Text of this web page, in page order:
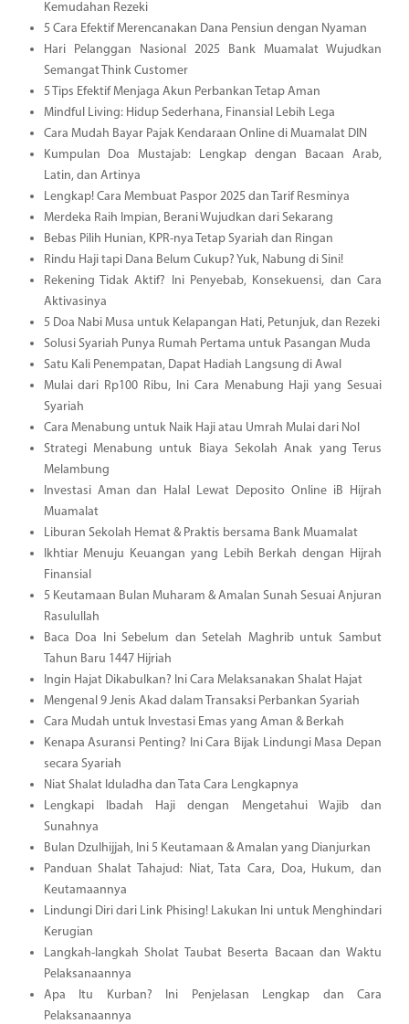
Kemudahan Rezeki
5 Cara Efektif Merencanakan Dana Pensiun dengan Nyaman
Hari Pelanggan Nasional 2025 Bank Muamalat Wujudkan
Semangat Think Customer
5 Tips Efektif Menjaga Akun Perbankan Tetap Aman
Mindful Living: Hidup Sederhana, Finansial Lebih Lega
Cara Mudah Bayar Pajak Kendaraan Online di Muamalat DIN
Kumpulan Doa Mustajab: Lengkap dengan Bacaan Arab,
Latin, dan Artinya
Lengkap! Cara Membuat Paspor 2025 dan Tarif Resminya
Merdeka Raih Impian, Berani Wujudkan dari Sekarang
Bebas Pilih Hunian, KPR-nya Tetap Syariah dan Ringan
Rindu Haji tapi Dana Belum Cukup? Yuk, Nabung di Sini!
Rekening Tidak Aktif? Ini Penyebab, Konsekuensi, dan Cara
Aktivasinya
5 Doa Nabi Musa untuk Kelapangan Hati, Petunjuk, dan Rezeki
Solusi Syariah Punya Rumah Pertama untuk Pasangan Muda
Satu Kali Penempatan, Dapat Hadiah Langsung di Awal
Mulai dari Rp100 Ribu, Ini Cara Menabung Haji yang Sesuai
Syariah
Cara Menabung untuk Naik Haji atau Umrah Mulai dari Nol
Strategi Menabung untuk Biaya Sekolah Anak yang Terus
Melambung
Investasi Aman dan Halal Lewat Deposito Online iB Hijrah
Muamalat
Liburan Sekolah Hemat & Praktis bersama Bank Muamalat
Ikhtiar Menuju Keuangan yang Lebih Berkah dengan Hijrah
Finansial
5 Keutamaan Bulan Muharam & Amalan Sunah Sesuai Anjuran
Rasulullah
Baca Doa Ini Sebelum dan Setelah Maghrib untuk Sambut
Tahun Baru 1447 Hijriah
Ingin Hajat Dikabulkan? Ini Cara Melaksanakan Shalat Hajat
Mengenal 9 Jenis Akad dalam Transaksi Perbankan Syariah
Cara Mudah untuk Investasi Emas yang Aman & Berkah
Kenapa Asuransi Penting? Ini Cara Bijak Lindungi Masa Depan
secara Syariah
Niat Shalat Iduladha dan Tata Cara Lengkapnya
Lengkapi Ibadah Haji dengan Mengetahui Wajib dan
Sunahnya
Bulan Dzulhijjah, Ini 5 Keutamaan & Amalan yang Dianjurkan
Panduan Shalat Tahajud: Niat, Tata Cara, Doa, Hukum, dan
Keutamaannya
Lindungi Diri dari Link Phising! Lakukan Ini untuk Menghindari
Kerugian
Langkah-langkah Sholat Taubat Beserta Bacaan dan Waktu
Pelaksanaannya
Apa Itu Kurban? Ini Penjelasan Lengkap dan Cara
Pelaksanaannya